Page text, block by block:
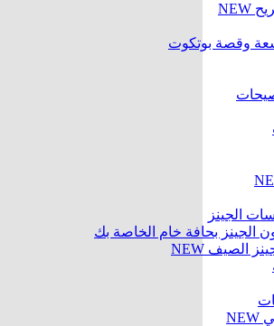
NEW
وقصة بوتكوت
الجينز
الجينز بحافة خام الخاصة بك
الصيف NEW
NEW